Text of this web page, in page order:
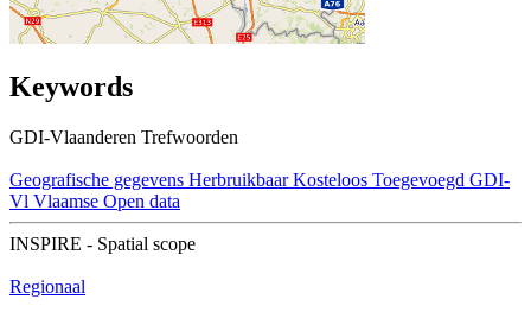
Keywords
GDI-Vlaanderen Trefwoorden
Geografische gegevens Herbruikbaar Kosteloos Toegevoegd GDI-
Vl Vlaamse Open data
INSPIRE - Spatial scope
Regionaal